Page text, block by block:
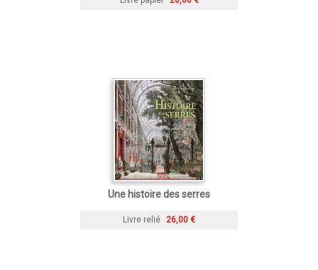
Une histoire des serres
Livre relié 26,00 €